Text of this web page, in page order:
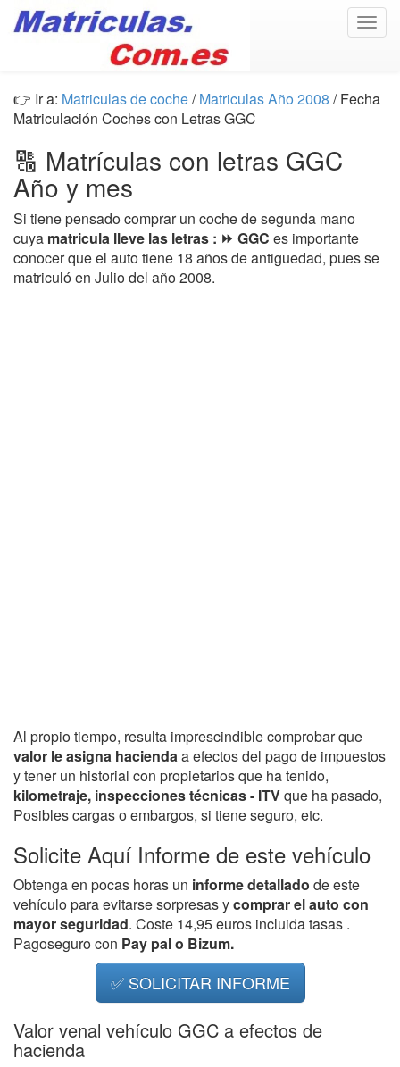
👉 Ir a: Matriculas de coche/Matriculas Año 2008 / Fecha
Matriculación Coches con Letras GGC
🔠 Matrículas con letras GGC
Año y mes
Si tiene pensado comprar un coche de segunda mano
cuya matricula lleve las letras : ⏩ GGC es importante
conocer que el auto tiene 18 años de antiguedad, pues se
matriculó en Julio del año 2008.
Al propio tiempo, resulta imprescindible comprobar que
valor le asigna haciendaa efectos del pago de impuestos
y tener un historial con propietarios que ha tenido,
kilometraje, inspecciones técnicas - ITVque ha pasado,
Posibles cargas o embargos, si tiene seguro, etc.
Solicite Aquí Informe de este vehículo
Obtenga en pocas horas un informe detallado de este
vehículo para evitarse sorpresas ycomprar el auto con
mayor seguridad. Coste 14,95 euros incluida tasas .
Pagoseguro con Pay pal o Bizum.
✅ SOLICITAR INFORME
Valor venal vehículo GGC a efectos de
hacienda